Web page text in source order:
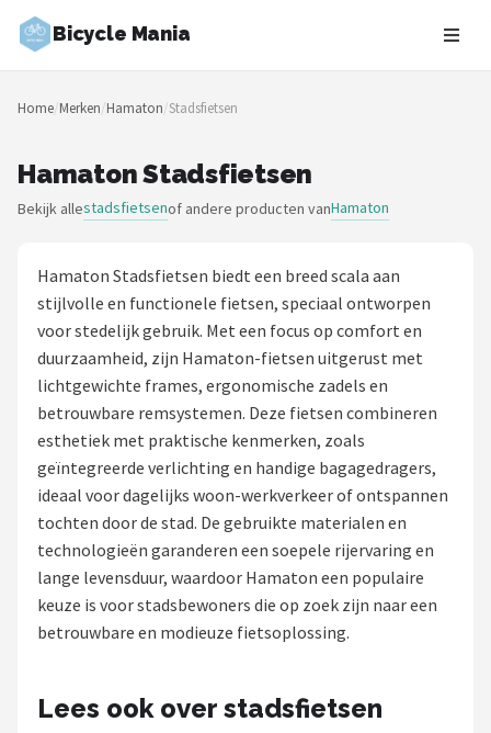
Bicycle Mania
Zoeken
NAVIGATIE
Merken
Fietsroutes
Kinderfietsen
Stadsfietsen
Elektrische fietsen
Mountainbikes
Shop
Volare
Home/Merken/Hamaton/Stadsfietsen
Hamaton Stadsfietsen
Bekijk allestadsfietsenof andere producten vanHamaton
Hamaton Stadsfietsen biedt een breed scala aan
stijlvolle en functionele fietsen, speciaal ontworpen
voor stedelijk gebruik. Met een focus op comfort en
duurzaamheid, zijn Hamaton-fietsen uitgerust met
lichtgewichte frames, ergonomische zadels en
betrouwbare remsystemen. Deze fietsen combineren
esthetiek met praktische kenmerken, zoals
geïntegreerde verlichting en handige bagagedragers,
ideaal voor dagelijks woon-werkverkeer of ontspannen
tochten door de stad. De gebruikte materialen en
technologieën garanderen een soepele rijervaring en
lange levensduur, waardoor Hamaton een populaire
keuze is voor stadsbewoners die op zoek zijn naar een
betrouwbare en modieuze fietsoplossing.
Lees ook over stadsfietsen